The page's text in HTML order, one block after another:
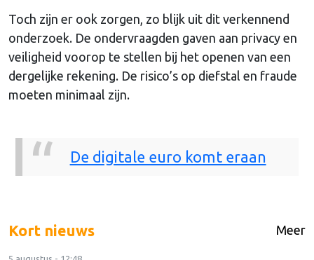
Toch zijn er ook zorgen, zo blijk uit dit verkennend
onderzoek. De ondervraagden gaven aan privacy en
veiligheid voorop te stellen bij het openen van een
dergelijke rekening. De risico’s op diefstal en fraude
moeten minimaal zijn.
De digitale euro komt eraan
Kort nieuws Meer